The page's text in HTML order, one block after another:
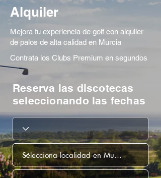
Alquiler
Mejora tu experiencia de golf con alquiler
de palos de alta calidad en Murcia
Contrata los Clubs Premium en segundos
Reserva las discotecas
seleccionando las fechas